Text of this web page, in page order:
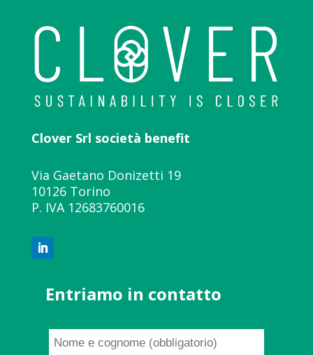
Clover Srl società benefit
Via Gaetano Donizetti 19
10126 Torino
P. IVA 12683760016
Entriamo in contatto